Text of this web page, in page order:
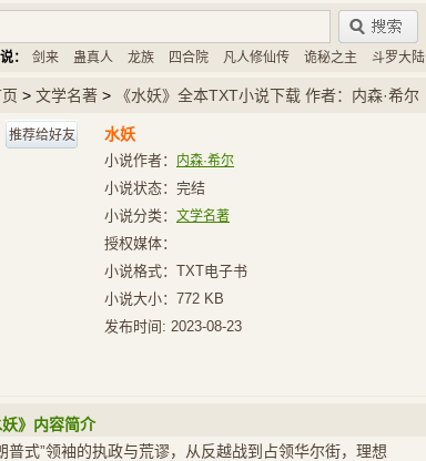
： 剑来 蛊真人 龙族 四合院 凡人修仙传 诡秘之主 斗罗大陆
> 文学名著 > 《水妖》全本TXT小说下载 作者：内森·希尔
推荐给好友 水妖
小说作者： 内森·希尔
小说状态： 完结
小说分类： 文学名著
授权媒体：
小说格式：TXT电子书
小说大小： 772 KB
发布时间: 2023-08-23
》内容简介
普式”领袖的执政与荒谬，从反越战到占领华尔街，理想